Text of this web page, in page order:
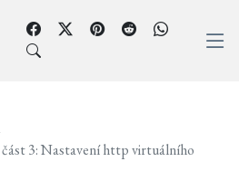
3: Nastavení http virtuálního